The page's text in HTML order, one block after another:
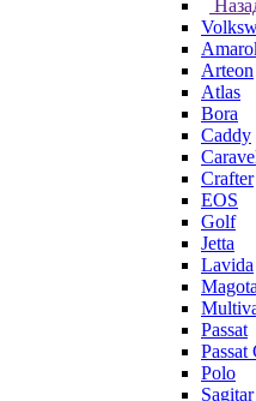
Arteon
Atlas
Bora
Caddy
Crafter
EOS
Golf
Jetta
Lavida
Passat
Passat
Polo
Sagitar